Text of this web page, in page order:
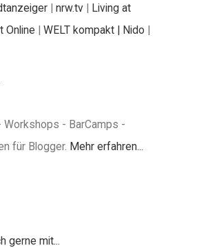
| nrw.tv | Living at
Online | WELT kompakt | Nido |
- BarCamps -
für Blogger. Mehr erfahren...
gerne mit...